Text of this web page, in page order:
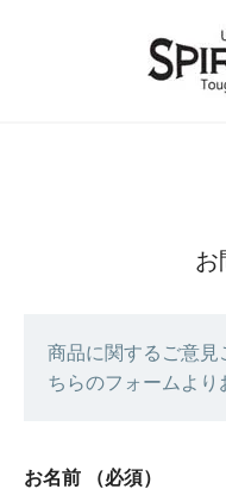
お
商品に関するご意見
ちらのフォームより
お名前 （必須）